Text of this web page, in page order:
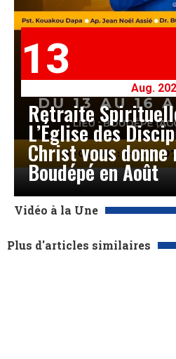
13
Aug.
Retraite
L’Église des
Christ vous donne
Boudépé en Août
Vidéo à la Une
Plus d'articles similaires